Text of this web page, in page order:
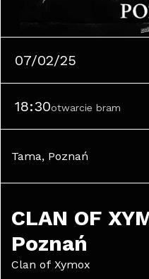
07/02/25
18:30otwarcie bram
Tama, Poznań
CLAN OF
Poznań
Clan of Xymox